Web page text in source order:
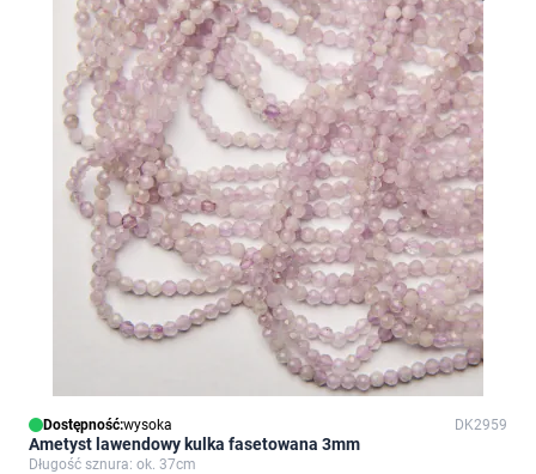
Dostępność:wysoka DK2959
Ametyst lawendowy kulka fasetowana 3mm
Długość sznura: ok. 37cm